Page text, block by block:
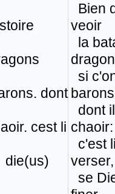
dont
cest li
die(us)
Bien
veoir
la
si
dont
chaoir:
c'est
verser,
se